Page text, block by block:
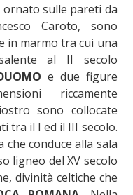
sulle pareti da
Caroto, sono
in marmo tra cui una
al II secolo
e due figure
riccamente
sono collocate
tra il I ed il III secolo.
che conduce alla sala
ligneo del XV secolo
divinità celtiche che